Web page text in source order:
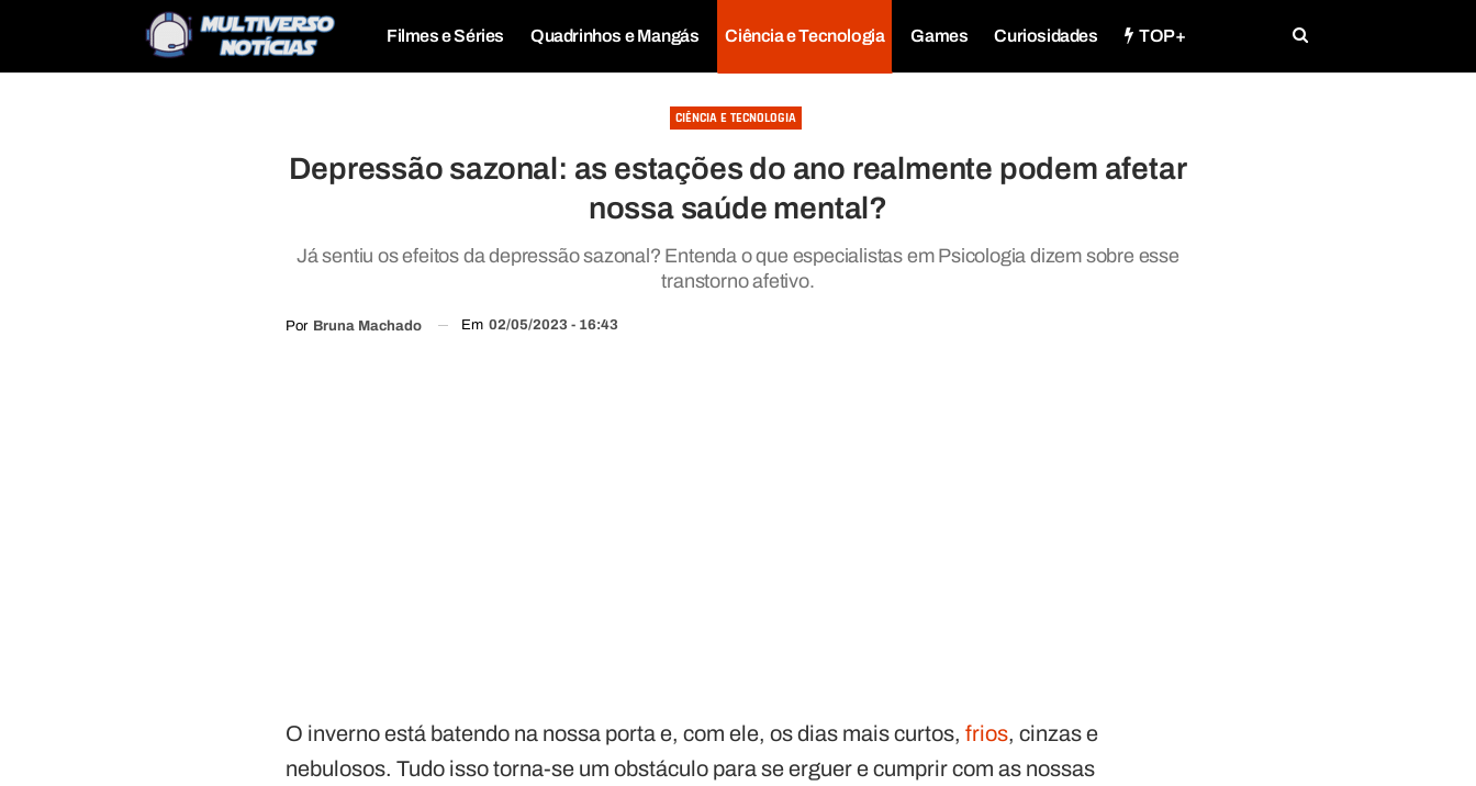
Filmes e Séries Quadrinhos e Mangás Ciência e Tecnologia Games Curiosidades TOP+
CIÊNCIA E TECNOLOGIA
Depressão sazonal: as estações do ano realmente podem afetar
nossa saúde mental?
Já sentiu os efeitos da depressão sazonal? Entenda o que especialistas em Psicologia dizem sobre esse
transtorno afetivo.
Por Bruna Machado Em 02/05/2023 - 16:43
O inverno está batendo na nossa porta e, com ele, os dias mais curtos,frios, cinzas e
nebulosos. Tudo isso torna-se um obstáculo para se erguer e cumprir com as nossas